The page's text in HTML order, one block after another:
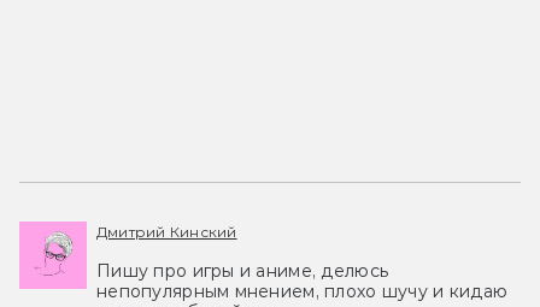
Дмитрий Кинский
Пишу про игры и аниме, делюсь
непопулярным мнением, плохо шучу и кидаю